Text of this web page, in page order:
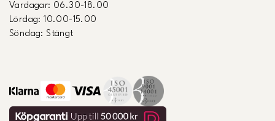
Vardagar: 06.30-18.00
Lördag: 10.00-15.00
Söndag: Stängt